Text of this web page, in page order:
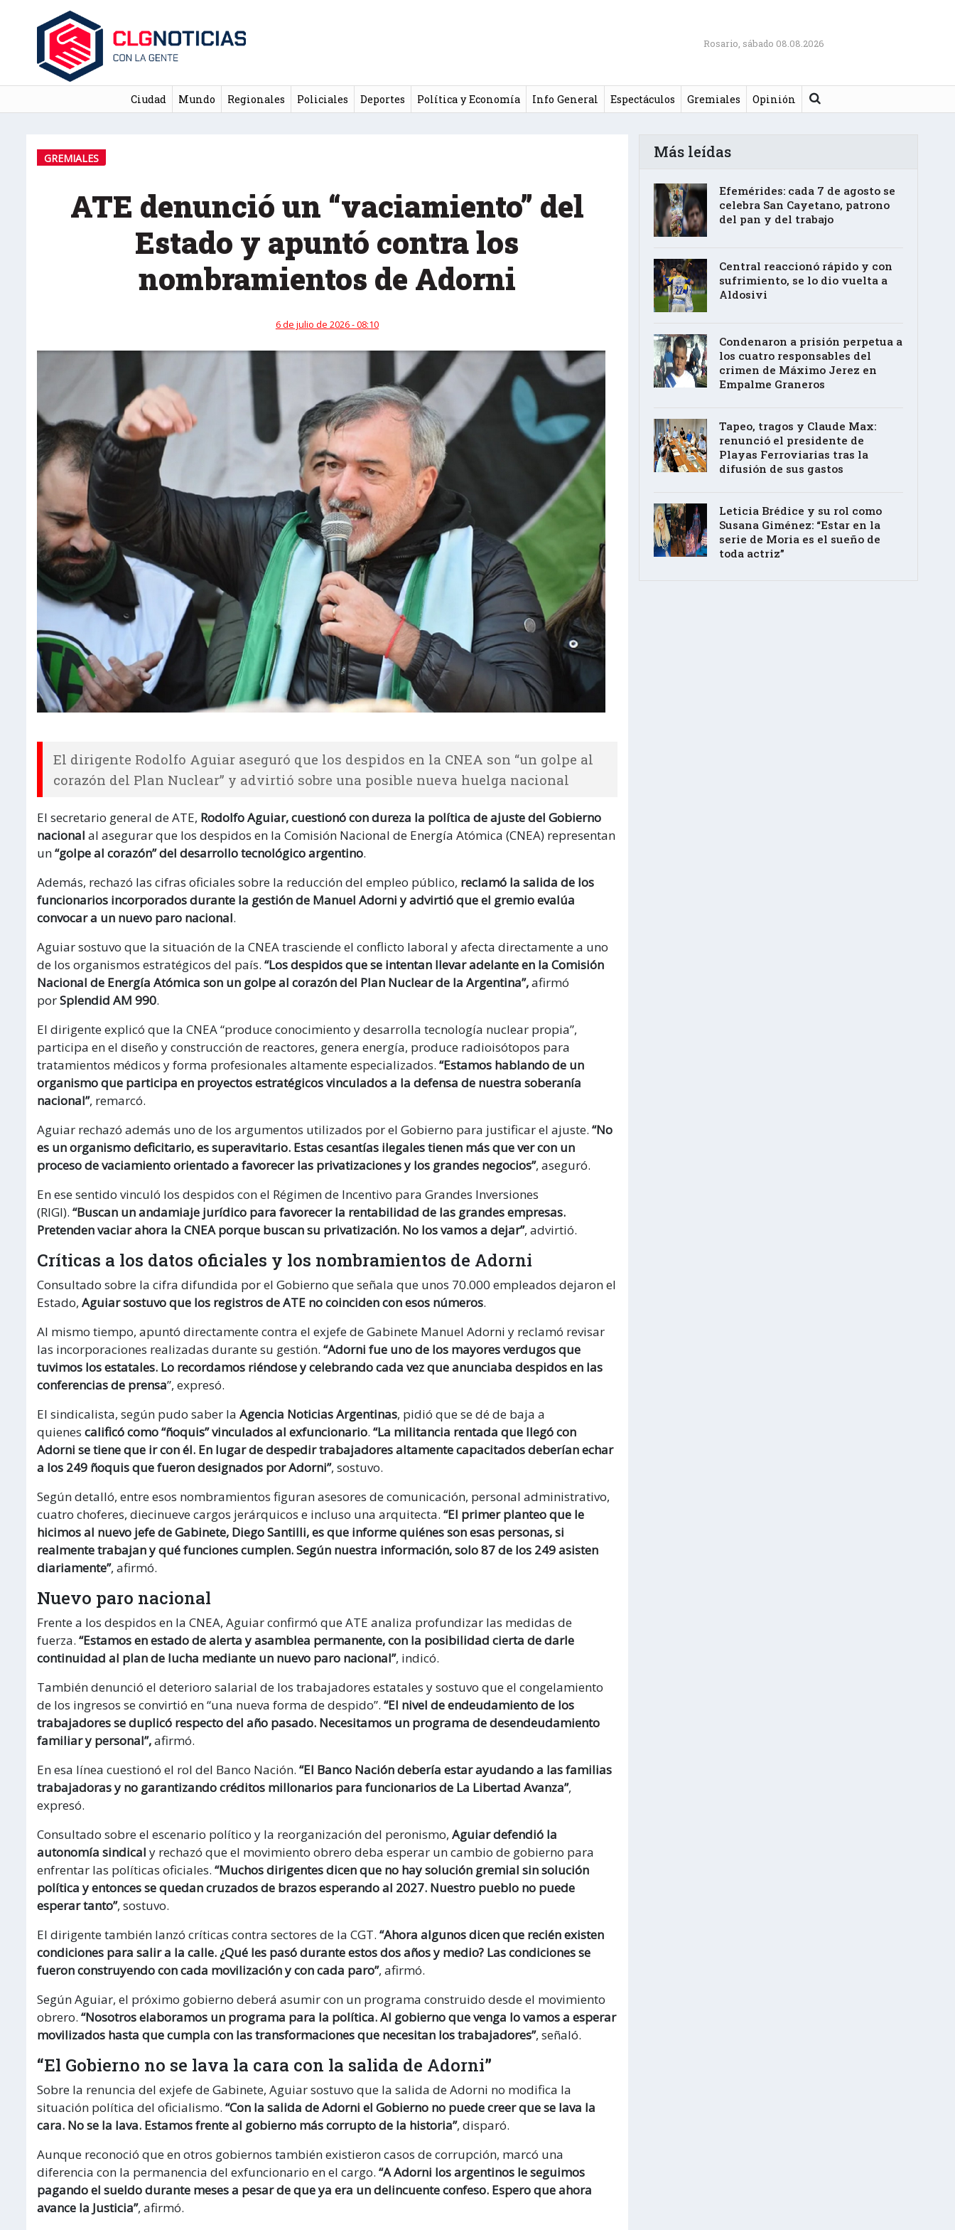
Rosario, sábado 08.08.2026
Ciudad Mundo Regionales Policiales Deportes Política y Economía Info General Espectáculos Gremiales Opinión Buscar
GREMIALES
ATE denunció un “vaciamiento” del
Estado y apuntó contra los
nombramientos de Adorni
6 de julio de 2026 - 08:10
El dirigente Rodolfo Aguiar aseguró que los despidos en la CNEA son “un golpe al
corazón del Plan Nuclear” y advirtió sobre una posible nueva huelga nacional
El secretario general de ATE, Rodolfo Aguiar, cuestionó con dureza la política de ajuste del Gobierno
nacional al asegurar que los despidos en la Comisión Nacional de Energía Atómica (CNEA) representan
un“golpe al corazón” del desarrollo tecnológico argentino.
Además, rechazó las cifras oficiales sobre la reducción del empleo público, reclamó la salida de los
funcionarios incorporados durante la gestión de Manuel Adorni y advirtió que el gremio evalúa
convocar a un nuevo paro nacional.
Aguiar sostuvo que la situación de la CNEA trasciende el conflicto laboral y afecta directamente a uno
de los organismos estratégicos del país. “Los despidos que se intentan llevar adelante en la Comisión
Nacional de Energía Atómica son un golpe al corazón del Plan Nuclear de la Argentina”,afirmó
porSplendid AM 990.
El dirigente explicó que la CNEA “produce conocimiento y desarrolla tecnología nuclear propia”,
participa en el diseño y construcción de reactores, genera energía, produce radioisótopos para
tratamientos médicos y forma profesionales altamente especializados. “Estamos hablando de un
organismo que participa en proyectos estratégicos vinculados a la defensa de nuestra soberanía
nacional”, remarcó.
Aguiar rechazó además uno de los argumentos utilizados por el Gobierno para justificar el ajuste. “No
es un organismo deficitario, es superavitario. Estas cesantías ilegales tienen más que ver con un
proceso de vaciamiento orientado a favorecer las privatizaciones y los grandes negocios”, aseguró.
En ese sentido vinculó los despidos con el Régimen de Incentivo para Grandes Inversiones
(RIGI). “Buscan un andamiaje jurídico para favorecer la rentabilidad de las grandes empresas.
Pretenden vaciar ahora la CNEA porque buscan su privatización. No los vamos a dejar”, advirtió.
Críticas a los datos oficiales y los nombramientos de Adorni
Consultado sobre la cifra difundida por el Gobierno que señala que unos 70.000 empleados dejaron el
Estado, Aguiar sostuvo que los registros de ATE no coinciden con esos números.
Al mismo tiempo, apuntó directamente contra el exjefe de Gabinete Manuel Adorni y reclamó revisar
las incorporaciones realizadas durante su gestión. “Adorni fue uno de los mayores verdugos que
tuvimos los estatales. Lo recordamos riéndose y celebrando cada vez que anunciaba despidos en las
conferencias de prensa”, expresó.
El sindicalista, según pudo saber la Agencia Noticias Argentinas, pidió que se dé de baja a
quienes calificó como “ñoquis” vinculados al exfuncionario. “La militancia rentada que llegó con
Adorni se tiene que ir con él. En lugar de despedir trabajadores altamente capacitados deberían echar
a los 249 ñoquis que fueron designados por Adorni”, sostuvo.
Según detalló, entre esos nombramientos figuran asesores de comunicación, personal administrativo,
cuatro choferes, diecinueve cargos jerárquicos e incluso una arquitecta. “El primer planteo que le
hicimos al nuevo jefe de Gabinete, Diego Santilli, es que informe quiénes son esas personas, si
realmente trabajan y qué funciones cumplen. Según nuestra información, solo 87 de los 249 asisten
diariamente”, afirmó.
Nuevo paro nacional
Frente a los despidos en la CNEA, Aguiar confirmó que ATE analiza profundizar las medidas de
fuerza. “Estamos en estado de alerta y asamblea permanente, con la posibilidad cierta de darle
continuidad al plan de lucha mediante un nuevo paro nacional”, indicó.
También denunció el deterioro salarial de los trabajadores estatales y sostuvo que el congelamiento
de los ingresos se convirtió en “una nueva forma de despido”. “El nivel de endeudamiento de los
trabajadores se duplicó respecto del año pasado. Necesitamos un programa de desendeudamiento
familiar y personal”,afirmó.
En esa línea cuestionó el rol del Banco Nación. “El Banco Nación debería estar ayudando a las familias
trabajadoras y no garantizando créditos millonarios para funcionarios de La Libertad Avanza”,
expresó.
Consultado sobre el escenario político y la reorganización del peronismo, Aguiar defendió la
autonomía sindical y rechazó que el movimiento obrero deba esperar un cambio de gobierno para
enfrentar las políticas oficiales. “Muchos dirigentes dicen que no hay solución gremial sin solución
política y entonces se quedan cruzados de brazos esperando al 2027. Nuestro pueblo no puede
esperar tanto”, sostuvo.
El dirigente también lanzó críticas contra sectores de la CGT. “Ahora algunos dicen que recién existen
condiciones para salir a la calle. ¿Qué les pasó durante estos dos años y medio? Las condiciones se
fueron construyendo con cada movilización y con cada paro”, afirmó.
Según Aguiar, el próximo gobierno deberá asumir con un programa construido desde el movimiento
obrero. “Nosotros elaboramos un programa para la política. Al gobierno que venga lo vamos a esperar
movilizados hasta que cumpla con las transformaciones que necesitan los trabajadores”, señaló.
“El Gobierno no se lava la cara con la salida de Adorni”
Sobre la renuncia del exjefe de Gabinete, Aguiar sostuvo que la salida de Adorni no modifica la
situación política del oficialismo. “Con la salida de Adorni el Gobierno no puede creer que se lava la
cara. No se la lava. Estamos frente al gobierno más corrupto de la historia”, disparó.
Aunque reconoció que en otros gobiernos también existieron casos de corrupción, marcó una
diferencia con la permanencia del exfuncionario en el cargo. “A Adorni los argentinos le seguimos
pagando el sueldo durante meses a pesar de que ya era un delincuente confeso. Espero que ahora
avance la Justicia”, afirmó.
Más leídas
Efemérides: cada 7 de agosto se
celebra San Cayetano, patrono
del pan y del trabajo
Central reaccionó rápido y con
sufrimiento, se lo dio vuelta a
Aldosivi
Condenaron a prisión perpetua a
los cuatro responsables del
crimen de Máximo Jerez en
Empalme Graneros
Tapeo, tragos y Claude Max:
renunció el presidente de
Playas Ferroviarias tras la
difusión de sus gastos
Leticia Brédice y su rol como
Susana Giménez: “Estar en la
serie de Moria es el sueño de
toda actriz”